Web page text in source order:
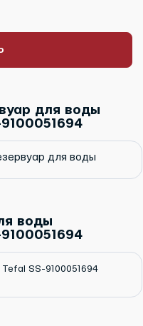
для воды
для воды
воды
SS-9100051694